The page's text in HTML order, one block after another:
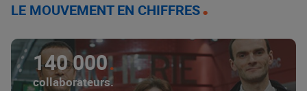
LE MOUVEMENT EN CHIFFRES
140 000
collaborateurs.